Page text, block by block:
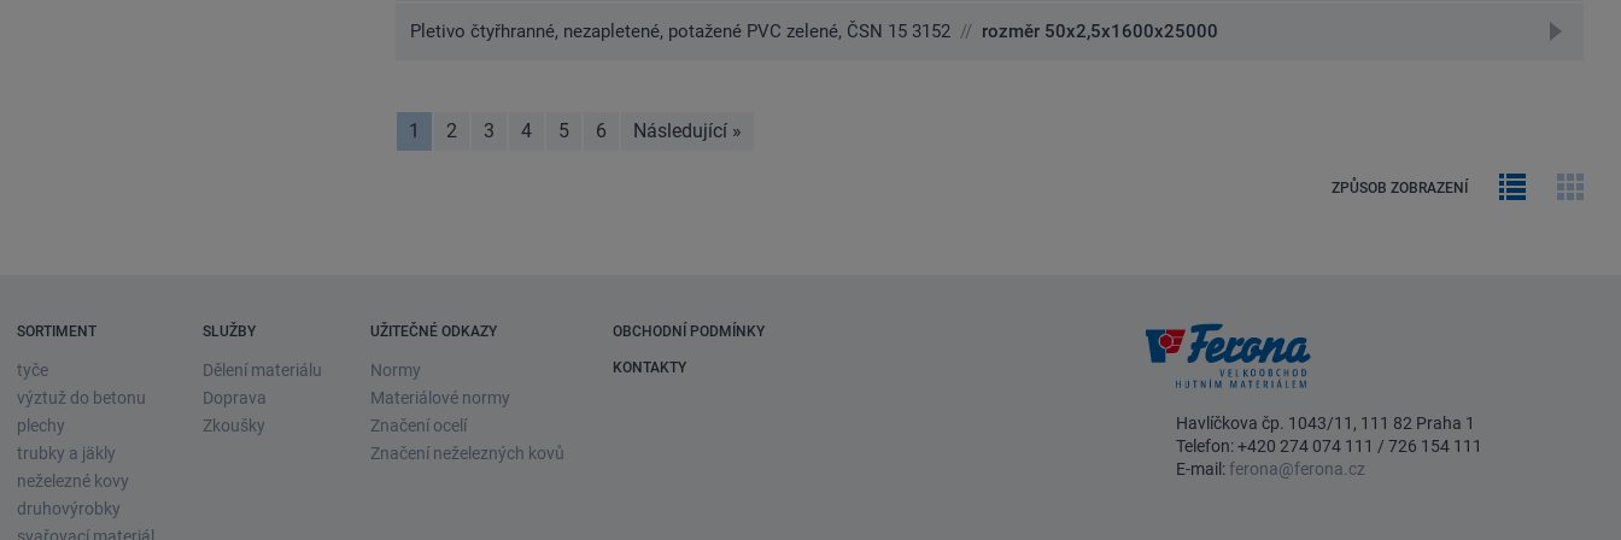
detail
Pletivo čtyřhranné, nezapletené, potažené PVC zelené, ČSN 15 3152 // rozměr 50x2,5x1600x25000
přejít
1 2 3 4 5 6 Následující »
ZPŮSOB ZOBRAZENÍ
Řádkový
SORTIMENT
tyče
výztuž do betonu
plechy
trubky a jäkly
neželezné kovy
druhovýrobky
SLUŽBY
Dělení materiálu
Doprava
Zkoušky
UŽITEČNÉ ODKAZY
Normy
Materiálové normy
Značení ocelí
Značení neželezných kovů
OBCHODNÍ PODMÍNKY
KONTAKTY
Havlíčkova čp. 1043/11, 111 82 Praha 1
Telefon:+420 274 074 111 /726 154 111
E-mail:ferona@ferona.cz